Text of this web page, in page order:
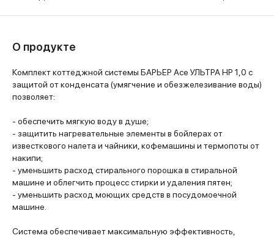
О продукте
Комплект коттеджной системы БАРЬЕР Ace УЛЬТРА HP 1,0 с
защитой от конденсата (умягчение и обезжелезивание воды)
позволяет:
- обеспечить мягкую воду в душе;
- защитить нагревательные элементы в бойлерах от
известкового налета и чайники, кофемашины и термопоты от
накипи;
- уменьшить расход стирального порошка в стиральной
машине и облегчить процесс стирки и удаления пятен;
- уменьшить расход моющих средств в посудомоечной
машине.
Система обеспечивает максимальную эффективность,